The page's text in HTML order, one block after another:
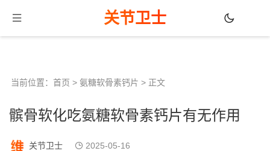
关节卫士
当前位置： 首页 > 氨糖软骨素钙片 > 正文
髌骨软化吃氨糖软骨素钙片有无作用
关节卫士 2025-05-16